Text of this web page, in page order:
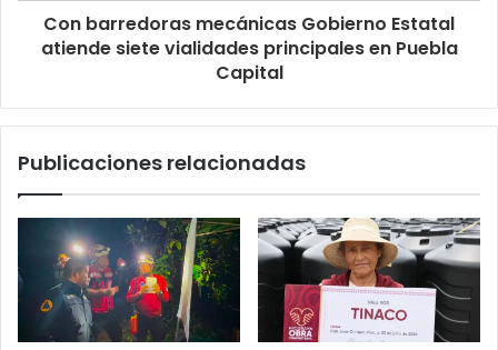
Con barredoras mecánicas Gobierno Estatal
atiende siete vialidades principales en Puebla
Capital
Publicaciones relacionadas